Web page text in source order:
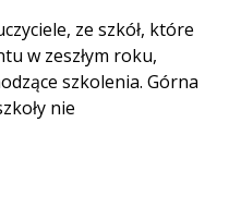
ze szkół, które
w zeszłym roku,
szkolenia. Górna
nie